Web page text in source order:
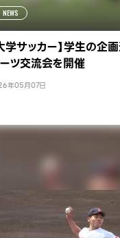
NEWS
学サッカー】学生の企
ツ交流会を開催
年05月07日